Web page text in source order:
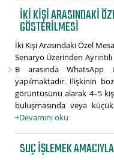
İKI KIŞI ARASINDAKI
GÖSTERILMESI
İki Kişi Arasındaki Özel
Senaryo Üzerinden
B arasında WhatsApp
yapılmaktadır. İlişkinin
görüntüsünü alarak 4–5
buluşmasında veya
+Devamını oku
SUÇ IŞLEMEK